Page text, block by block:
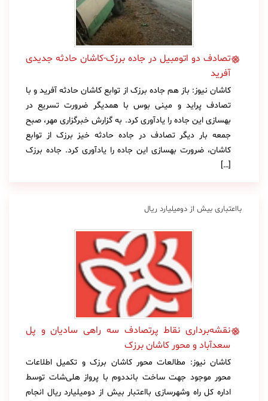
تصادف دو اتومبیل در جاده برزک-کاشان حادثه جدیدی
آفرید
کاشان نیوز: باز هم جاده برزک از توابع کاشان حادثه آفرید و با
تصادف پراید و مینی بوس با همدیگر ضرورت تسریع در
بهسازی این جاده را یادآوری کرد. به گزارش خبرگزاری مهر، صبح
جمعه بار دیگر تصادف در جاده حادثه خیز برزک از توابع
کاشان، ضرورت بهسازی این جاده را یادآوری کرد. جاده برزک
[…]
بااعتباری بیش از دومیلیارد ریال
نقشه‌برداری نقاط پرتصادف سه راهی سادیان و پل
سعدآباد و محور کاشان برزک
کاشان نیوز: مطالعات محور کاشان برزک و تکمیل اطلاعات
محور موجود جهت ساخت بانددوم با پرواز هلی‌شات توسط
اداره کل راه وشهرسازی بااعتبار بیش از دومیلیارد ریال انجام